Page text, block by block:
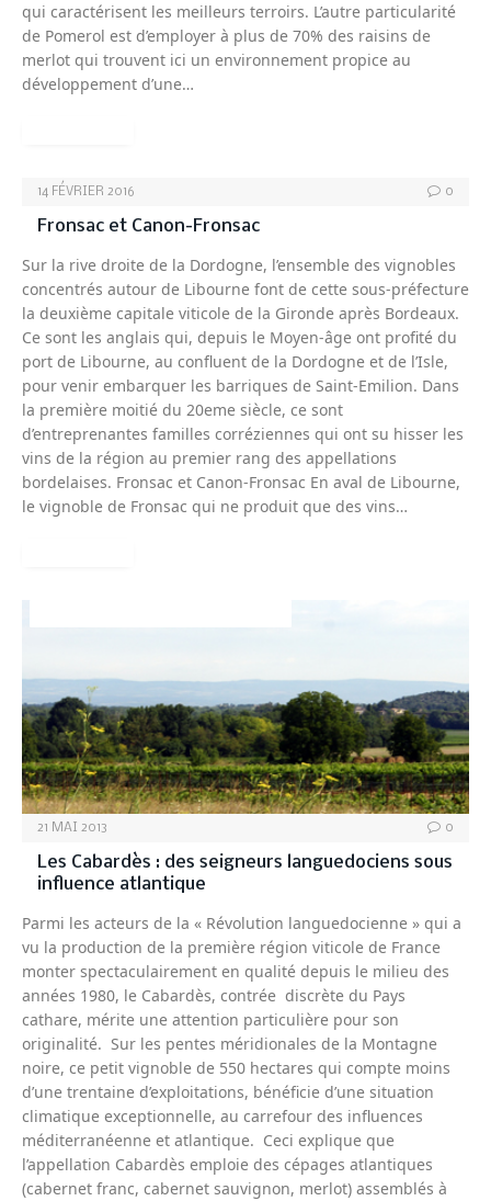
qui caractérisent les meilleurs terroirs. L’autre particularité
de Pomerol est d’employer à plus de 70% des raisins de
merlot qui trouvent ici un environnement propice au
développement d’une…
14 FÉVRIER 2016 0
Fronsac et Canon-Fronsac
Sur la rive droite de la Dordogne, l’ensemble des vignobles
concentrés autour de Libourne font de cette sous-préfecture
la deuxième capitale viticole de la Gironde après Bordeaux.
Ce sont les anglais qui, depuis le Moyen-âge ont profité du
port de Libourne, au confluent de la Dordogne et de l’Isle,
pour venir embarquer les barriques de Saint-Emilion. Dans
la première moitié du 20eme siècle, ce sont
d’entreprenantes familles corréziennes qui ont su hisser les
vins de la région au premier rang des appellations
bordelaises. Fronsac et Canon-Fronsac En aval de Libourne,
le vignoble de Fronsac qui ne produit que des vins…
21 MAI 2013 0
Les Cabardès : des seigneurs languedociens sous
influence atlantique
Parmi les acteurs de la « Révolution languedocienne » qui a
vu la production de la première région viticole de France
monter spectaculairement en qualité depuis le milieu des
années 1980, le Cabardès, contrée discrète du Pays
cathare, mérite une attention particulière pour son
originalité. Sur les pentes méridionales de la Montagne
noire, ce petit vignoble de 550 hectares qui compte moins
d’une trentaine d’exploitations, bénéficie d’une situation
climatique exceptionnelle, au carrefour des influences
méditerranéenne et atlantique. Ceci explique que
l’appellation Cabardès emploie des cépages atlantiques
(cabernet franc, cabernet sauvignon, merlot) assemblés à